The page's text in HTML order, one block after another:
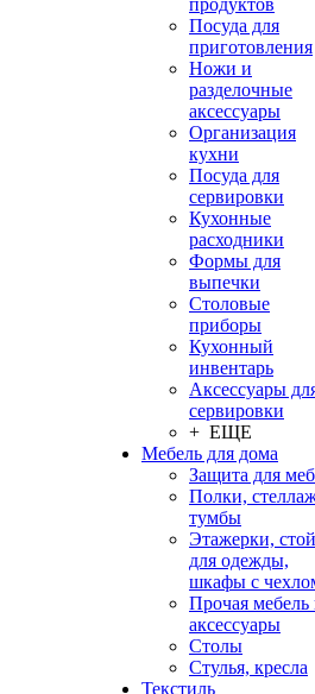
продуктов
Посуда для
приготовления
Ножи и
разделочные
аксессуары
Организация
кухни
Посуда для
сервировки
Кухонные
расходники
Формы для
выпечки
Столовые
приборы
Кухонный
инвентарь
Аксессуары
сервировки
+ ЕЩЕ
Мебель для дома
Защита для
Полки,
тумбы
Этажерки,
для одежды,
шкафы с
Прочая мебель
аксессуары
Столы
Стулья, кресла
Текстиль